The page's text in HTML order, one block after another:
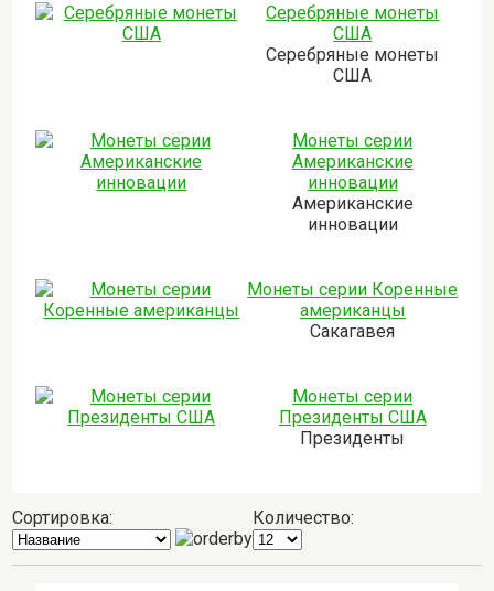
Серебряные монеты
США
Серебряные монеты
США
Монеты серии
Американские
инновации
Американские
инновации
Монеты серии Коренные
американцы
Сакагавея
Монеты серии
Президенты США
Президенты
Сортировка: Количество: